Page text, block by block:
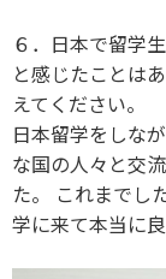
６．日本で留学
と感じたことは
えてください。
日本留学をしな
な国の人々と交
た。 これまでし
学に来て本当に